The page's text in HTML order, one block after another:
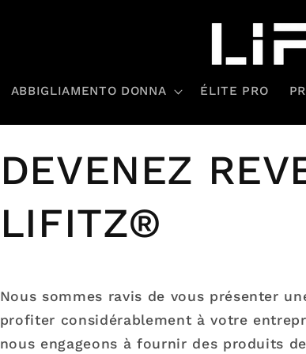
ABBIGLIAMENTO DONNA ÉLITE PRO
DEVENEZ
LIFITZ®
Nous sommes ravis de vous présenter
profiter considérablement à votre
nous engageons à fournir des produits